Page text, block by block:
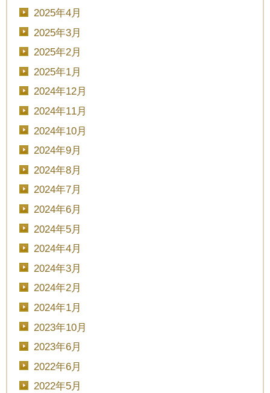
2025年4月
2025年3月
2025年2月
2025年1月
2024年12月
2024年11月
2024年10月
2024年9月
2024年8月
2024年7月
2024年6月
2024年5月
2024年4月
2024年3月
2024年2月
2024年1月
2023年10月
2023年6月
2022年6月
2022年5月